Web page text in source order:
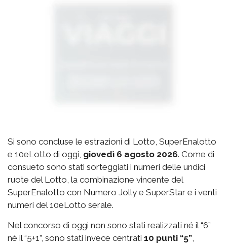
Si sono concluse le estrazioni di Lotto, SuperEnalotto
e 10eLotto di oggi, giovedì 6 agosto 2026. Come di
consueto sono stati sorteggiati i numeri delle undici
ruote del Lotto, la combinazione vincente del
SuperEnalotto con Numero Jolly e SuperStar e i venti
numeri del 10eLotto serale.
Nel concorso di oggi non sono stati realizzati né il “6”
né il “5+1”, sono stati invece centrati 10 punti “5”,